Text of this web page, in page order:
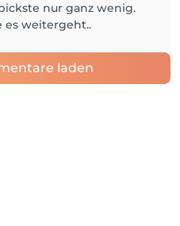
nur ganz wenig.
es weitergeht..
laden